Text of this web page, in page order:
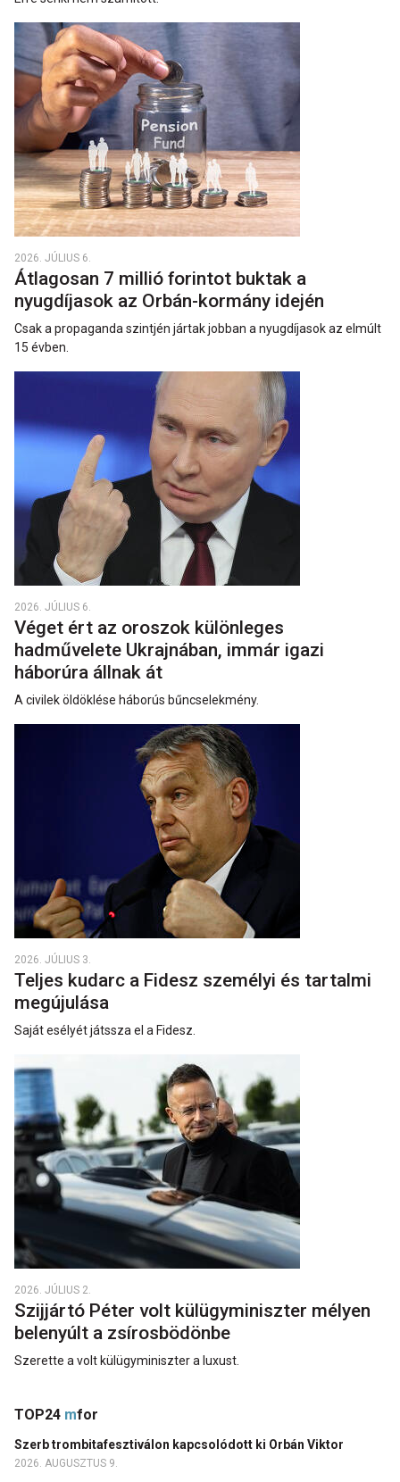
2026. JÚLIUS 6.
Átlagosan 7 millió forintot buktak a
nyugdíjasok az Orbán-kormány idején
Csak a propaganda szintjén jártak jobban a nyugdíjasok az elmúlt
15 évben.
2026. JÚLIUS 6.
Véget ért az oroszok különleges
hadművelete Ukrajnában, immár igazi
háborúra állnak át
A civilek öldöklése háborús bűncselekmény.
2026. JÚLIUS 3.
Teljes kudarc a Fidesz személyi és tartalmi
megújulása
Saját esélyét játssza el a Fidesz.
2026. JÚLIUS 2.
Szijjártó Péter volt külügyminiszter mélyen
belenyúlt a zsírosbödönbe
Szerette a volt külügyminiszter a luxust.
TOP24 mfor
Szerb trombitafesztiválon kapcsolódott ki Orbán Viktor
2026. AUGUSZTUS 9.